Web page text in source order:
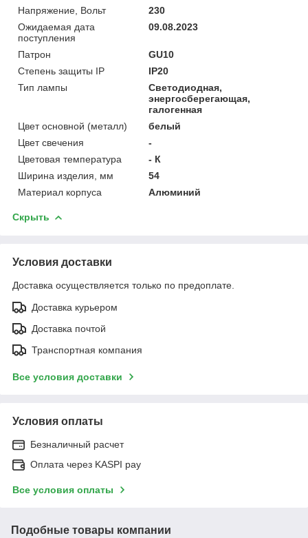
Напряжение, Вольт
230
Ожидаемая дата
поступления
09.08.2023
Патрон
GU10
Степень защиты IP
IP20
Тип лампы
Светодиодная,
энергосберегающая,
галогенная
Цвет основной (металл)
белый
Цвет свечения
-
Цветовая температура
- К
Ширина изделия, мм
54
Материал корпуса
Алюминий
Скрыть
Условия доставки
Доставка осуществляется только по предоплате.
Доставка курьером
Доставка почтой
Транспортная компания
Все условия доставки
Условия оплаты
Безналичный расчет
Оплата через KASPI pay
Все условия оплаты
Подобные товары компании